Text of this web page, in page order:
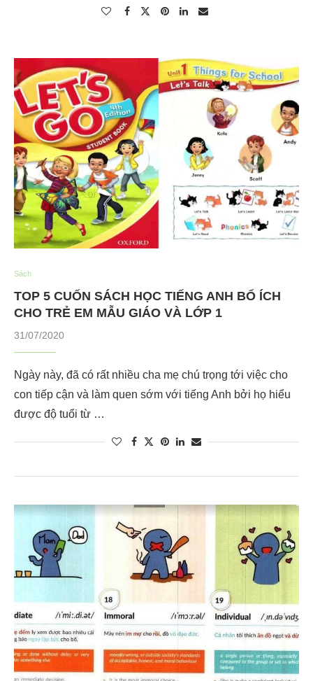
Sách
TOP 5 CUỐN SÁCH HỌC TIẾNG ANH BỔ ÍCH
CHO TRẺ EM MẪU GIÁO VÀ LỚP 1
31/07/2020
Ngày này, đã có rất nhiều cha mẹ chú trọng tới việc cho
con tiếp cận và làm quen sớm với tiếng Anh bởi họ hiểu
được độ tuổi từ …